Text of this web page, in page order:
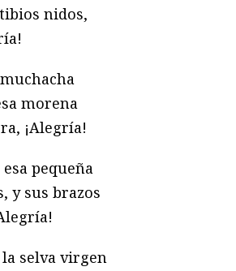
nidos,
morena
¡Alegría!
pequeña
y sus brazos
selva virgen